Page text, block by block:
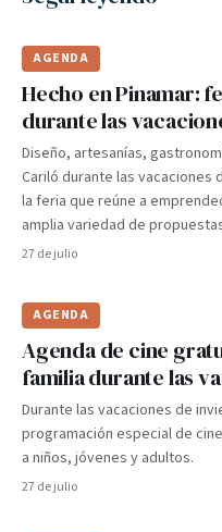
AGENDA
Hecho en Pinamar:
durante las
Diseño, artesanías,
Cariló durante las vacaciones
la feria que reúne a
amplia variedad de
27 de julio
AGENDA
Agenda de cine
familia durante las
Durante las vacaciones de
programación especial de
a niños, jóvenes y adultos.
27 de julio